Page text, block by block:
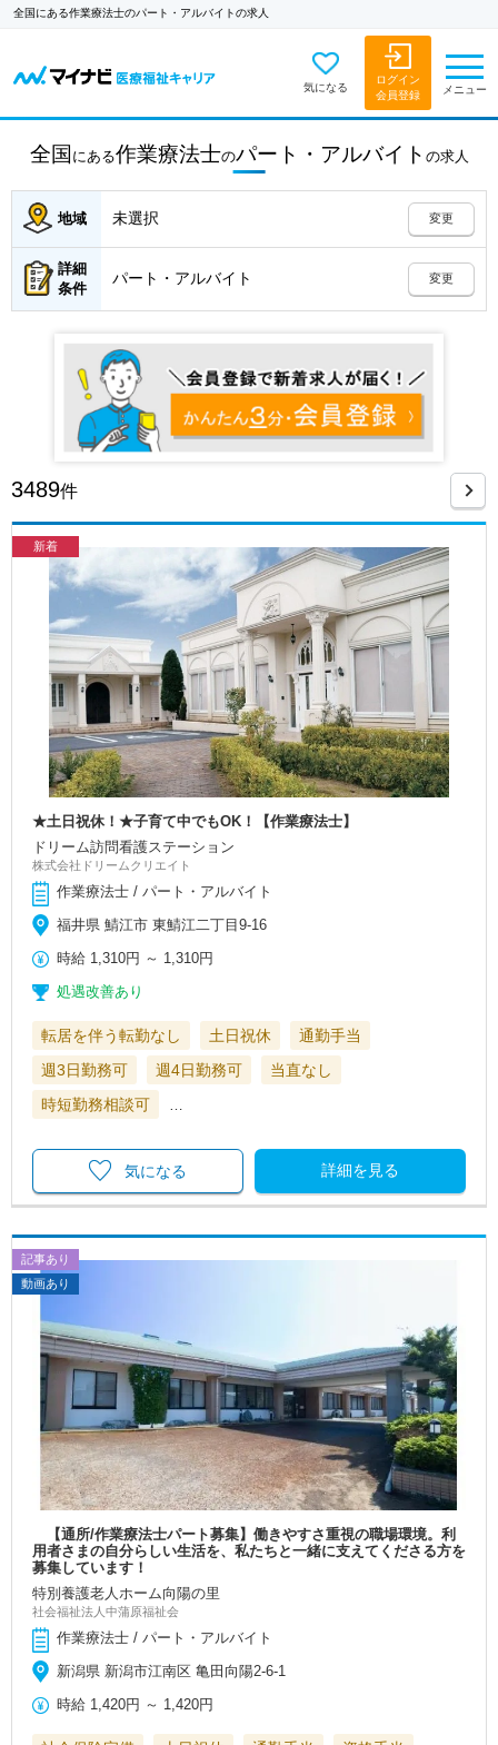
全国にある作業療法士のパート・アルバイトの求人
気になる
ログイン
会員登録
メニュー
全国 にある作業療法士のパート・アルバイト の求人
地域 未選択 変更
詳細
条件
パート・アルバイト 変更
3489件
新着
★土日祝休！★子育て中でもOK！【作業療法士】
ドリーム訪問看護ステーション
株式会社ドリームクリエイト
作業療法士 / パート・アルバイト
福井県 鯖江市 東鯖江二丁目9-16
時給 1,310円 ～ 1,310円
処遇改善あり
転居を伴う転勤なし 土日祝休
通勤手当
週3日勤務可
週4日勤務可
当直なし
時短勤務相談可
詳細を見る
気になる
記事あり
動画あり
【通所/作業療法士パート募集】働きやすさ重視の職場環境。利
用者さまの自分らしい生活を、私たちと一緒に支えてくださる方を
募集しています！
特別養護老人ホーム向陽の里
社会福祉法人中蒲原福祉会
作業療法士 / パート・アルバイト
新潟県 新潟市江南区 亀田向陽2-6-1
時給 1,420円 ～ 1,420円